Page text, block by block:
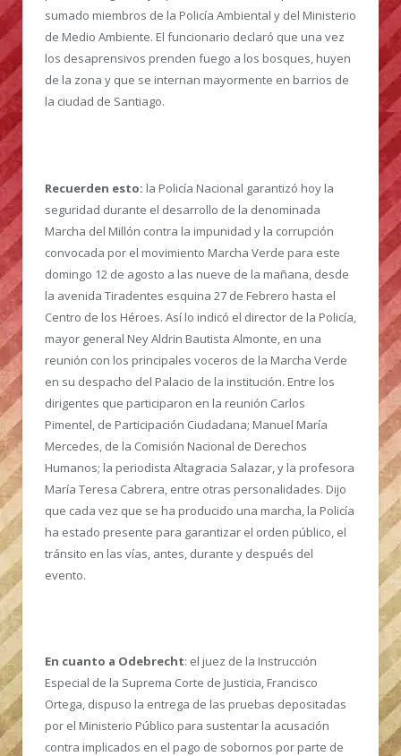
sumado miembros de la Policía Ambiental y del Ministerio
de Medio Ambiente. El funcionario declaró que una vez
los desaprensivos prenden fuego a los bosques, huyen
de la zona y que se internan mayormente en barrios de
la ciudad de Santiago.
Recuerden esto: la Policía Nacional garantizó hoy la
seguridad durante el desarrollo de la denominada
Marcha del Millón contra la impunidad y la corrupción
convocada por el movimiento Marcha Verde para este
domingo 12 de agosto a las nueve de la mañana, desde
la avenida Tiradentes esquina 27 de Febrero hasta el
Centro de los Héroes. Así lo indicó el director de la Policía,
mayor general Ney Aldrin Bautista Almonte, en una
reunión con los principales voceros de la Marcha Verde
en su despacho del Palacio de la institución. Entre los
dirigentes que participaron en la reunión Carlos
Pimentel, de Participación Ciudadana; Manuel María
Mercedes, de la Comisión Nacional de Derechos
Humanos; la periodista Altagracia Salazar, y la profesora
María Teresa Cabrera, entre otras personalidades. Dijo
que cada vez que se ha producido una marcha, la Policía
ha estado presente para garantizar el orden público, el
tránsito en las vías, antes, durante y después del
evento.
En cuanto a Odebrecht: el juez de la Instrucción
Especial de la Suprema Corte de Justicia, Francisco
Ortega, dispuso la entrega de las pruebas depositadas
por el Ministerio Público para sustentar la acusación
contra implicados en el pago de sobornos por parte de